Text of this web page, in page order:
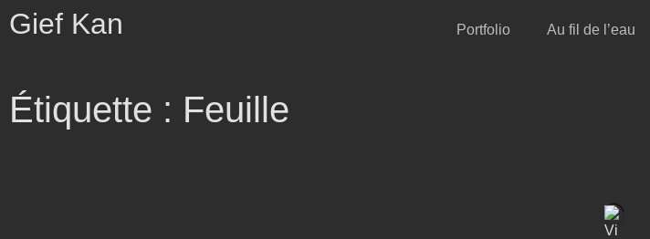
Gief Kan Portfolio Au fil de l’eau
Étiquette : Feuille